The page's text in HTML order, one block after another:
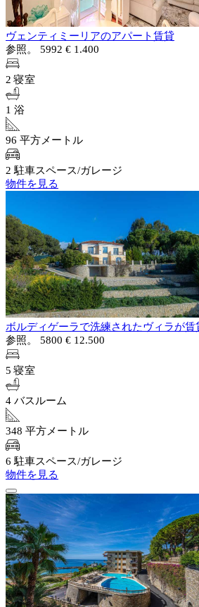
ヴェンティミーリアのアパート賃貸
参照。 5992 € 1.400
2 寝室
1 浴
96 平方メートル
2 駐車スペース/ガレージ
物件を見る
ボルディゲーラで洗練されたヴィラが賃
参照。 5800 € 12.500
5 寝室
4 バスルーム
348 平方メートル
6 駐車スペース/ガレージ
物件を見る